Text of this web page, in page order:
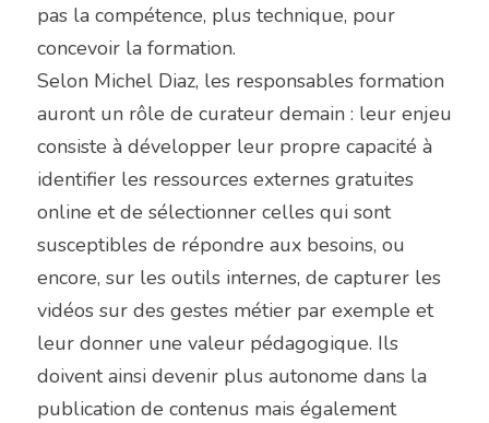
pas la compétence, plus technique, pour
concevoir la formation.
Selon Michel Diaz, les responsables formation
auront un rôle de curateur demain : leur enjeu
consiste à développer leur propre capacité à
identifier les ressources externes gratuites
online et de sélectionner celles qui sont
susceptibles de répondre aux besoins, ou
encore, sur les outils internes, de capturer les
vidéos sur des gestes métier par exemple et
leur donner une valeur pédagogique. Ils
doivent ainsi devenir plus autonome dans la
publication de contenus mais également